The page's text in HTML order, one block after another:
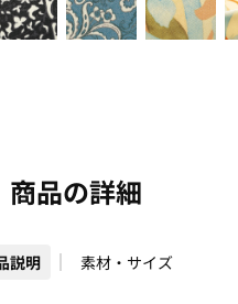
商品の詳細
説明 素材・サイズ